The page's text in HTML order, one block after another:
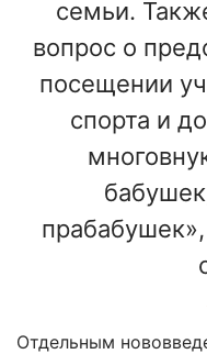
семьи.
вопрос о
посещении
спорта и
Отдельным